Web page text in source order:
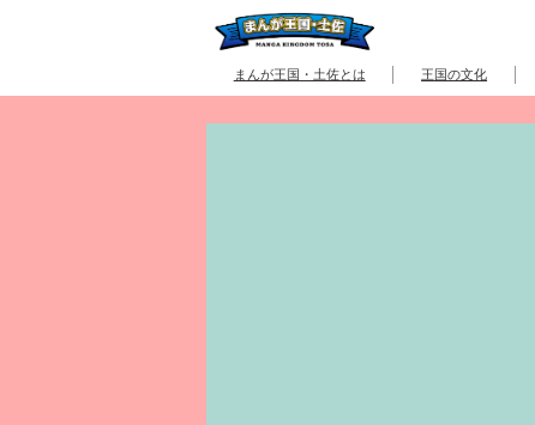
まんが王国・土佐とは 王国の文化